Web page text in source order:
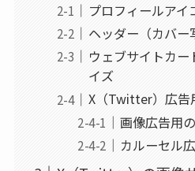
プロフィールア
ヘッダー（カバ
ウェブサイトカ
イズ
X（Twitter）広告
画像広告用
カルーセル